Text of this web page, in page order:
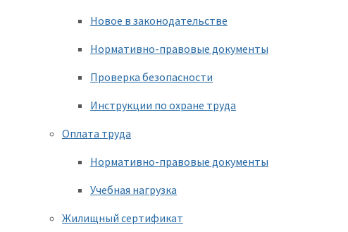
Новое в законодательстве
Нормативно-правовые документы
Проверка безопасности
Инструкции по охране труда
Оплата труда
Нормативно-правовые документы
Учебная нагрузка
Жилищный сертификат